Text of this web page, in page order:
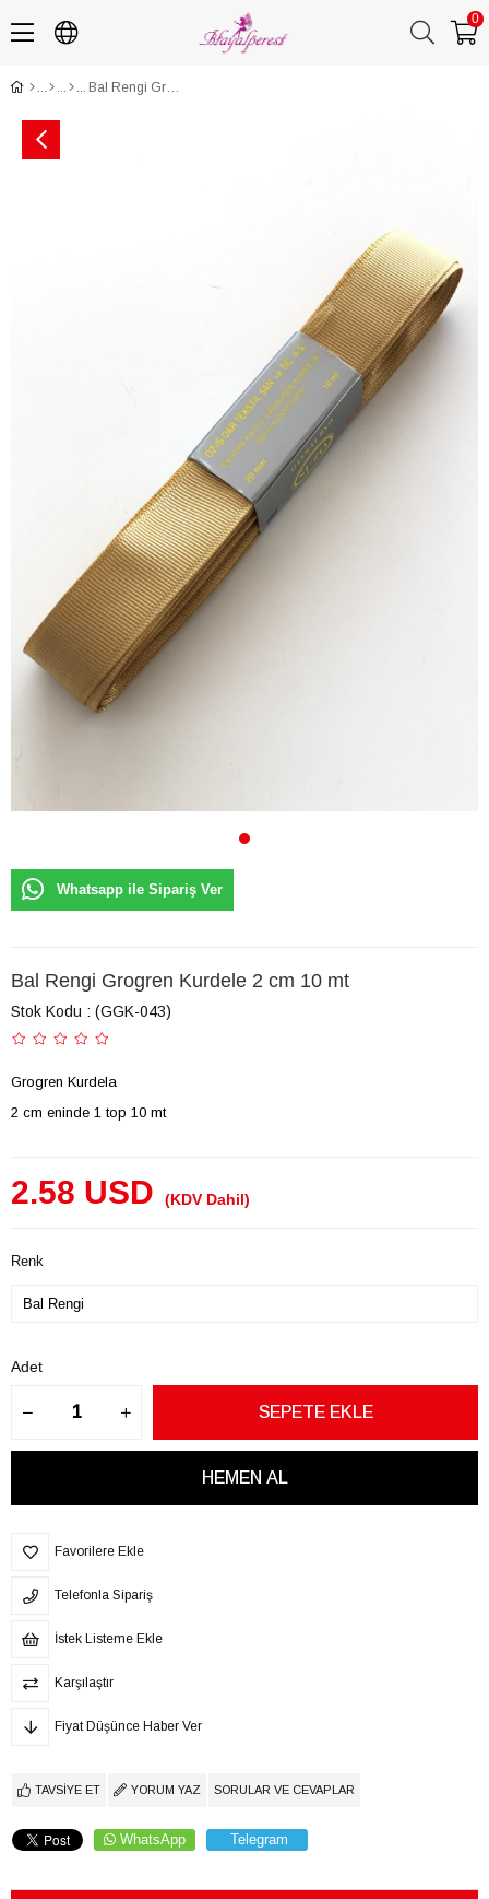
0
Bal Rengi Grogren Kurdele 2 cm 10 mt
Whatsapp ile Sipariş Ver
Bal Rengi Grogren Kurdele 2 cm 10 mt
Stok Kodu (GGK-043)
Grogren Kurdela
2 cm eninde 1 top 10 mt
2.58 USD (KDV Dahil)
Renk
Adet
Favorilere Ekle
Telefonla Sipariş
İstek Listeme Ekle
Karşılaştır
Fiyat Düşünce Haber Ver
TAVSIYE ET YORUM YAZ SORULAR VE CEVAPLAR
WhatsApp Telegram